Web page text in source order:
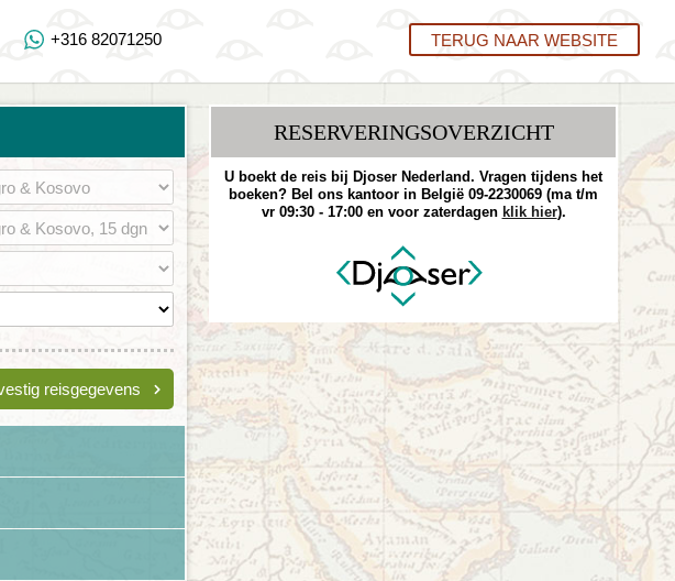
00 69
user/DjoserWebsite
djoser_reizen/
+316 82071250 TERUG NAAR WEBSITE
reisgegevens
RESERVERINGS­OVERZICHT
U boekt de reis bij Djoser Nederland. Vragen tijdens het
boeken? Bel ons kantoor in België 09-2230069 (ma t/m
vr 09:30 - 17:00 en voor zaterdagen klik hier).